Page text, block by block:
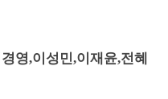
영,이성민,이재윤,전혜